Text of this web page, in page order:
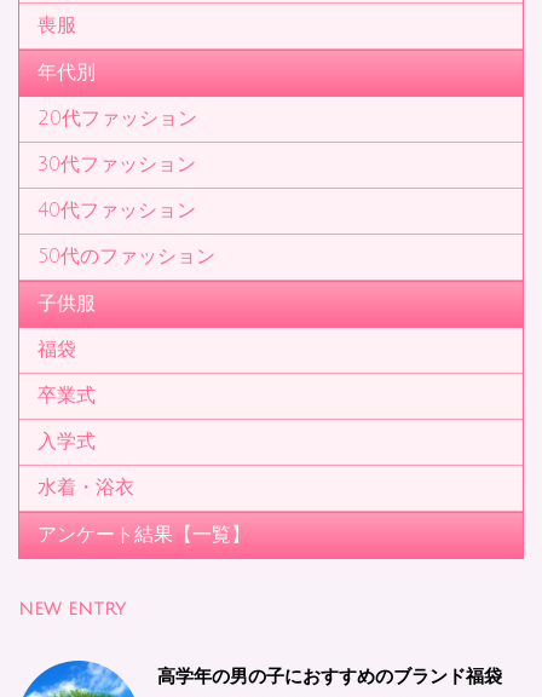
喪服
年代別
20代ファッション
30代ファッション
40代ファッション
50代のファッション
子供服
福袋
卒業式
入学式
水着・浴衣
アンケート結果【一覧】
NEW ENTRY
高学年の男の子におすすめのブランド福袋